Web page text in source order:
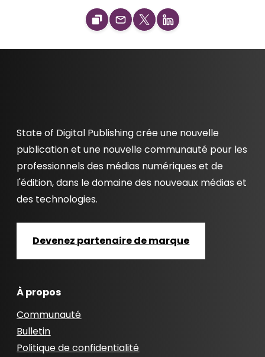
State of Digital Publishing crée une nouvelle
publication et une nouvelle communauté pour les
professionnels des médias numériques et de
l'édition, dans le domaine des nouveaux médias et
des technologies.
Devenez partenaire de marque
À propos
Communauté
Bulletin
Politique de confidentialité